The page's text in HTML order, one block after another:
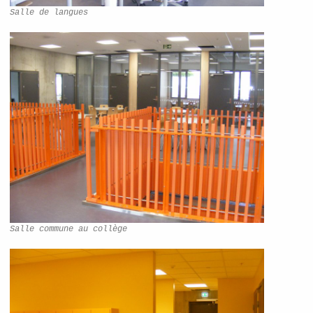
Salle de langues
Salle commune au collège